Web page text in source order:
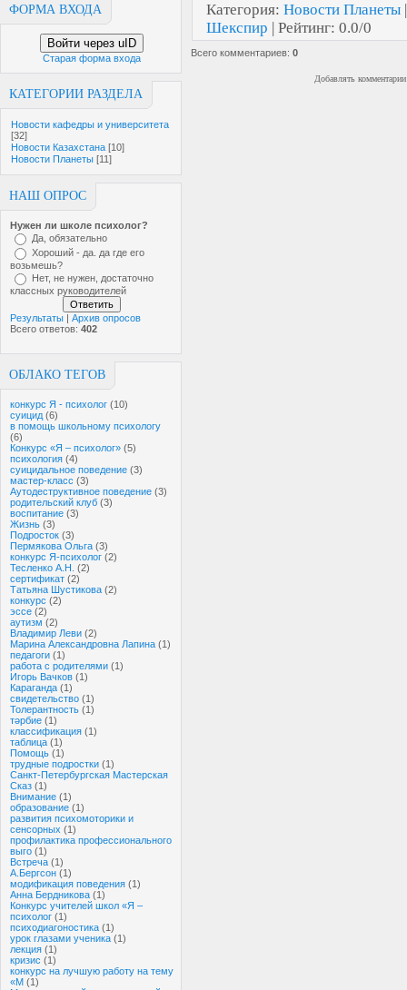
ФОРМА ВХОДА
Войти через uID
Старая форма входа
КАТЕГОРИИ РАЗДЕЛА
Новости кафедры и университета
[32]
Новости Казахстана [10]
Новости Планеты [11]
НАШ ОПРОС
Нужен ли школе психолог?
Да, обязательно
Хороший - да. да где его
возьмешь?
Нет, не нужен, достаточно
классных руководителей
Результаты | Архив опросов
Всего ответов: 402
ОБЛАКО ТЕГОВ
конкурс Я - психолог (10)
суицид (6)
в помощь школьному психологу
(6)
Конкурс «Я – психолог» (5)
психология (4)
суицидальное поведение (3)
мастер-класс (3)
Аутодеструктивное поведение (3)
родительский клуб (3)
воспитание (3)
Жизнь (3)
Подросток (3)
Пермякова Ольга (3)
конкурс Я-психолог (2)
Тесленко А.Н. (2)
сертификат (2)
Татьяна Шустикова (2)
конкурс (2)
эссе (2)
аутизм (2)
Владимир Леви (2)
Марина Александровна Лапина (1)
педагоги (1)
работа с родителями (1)
Игорь Вачков (1)
Караганда (1)
свидетельство (1)
Толерантность (1)
тәрбие (1)
классификация (1)
таблица (1)
Помощь (1)
трудные подростки (1)
Санкт-Петербургская Мастерская
Сказ (1)
Внимание (1)
образование (1)
развития психомоторики и
сенсорных (1)
профилактика профессионального
выго (1)
Встреча (1)
А.Бергсон (1)
модификация поведения (1)
Анна Бердникова (1)
Конкурс учителей школ «Я –
психолог (1)
психодиагоностика (1)
урок глазами ученика (1)
лекция (1)
кризис (1)
конкурс на лучшую работу на тему
«М (1)
Категория: Новости Планеты
Шекспир | Рейтинг: 0.0/0
Всего комментариев: 0
Добавлять